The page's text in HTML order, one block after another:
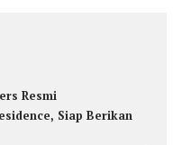
Resmi
Siap Berikan